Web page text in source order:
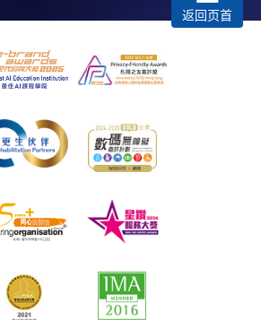
返回页首